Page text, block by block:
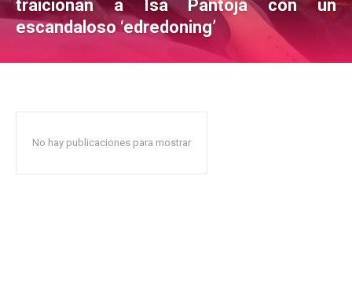
traicionan a Isa Pantoja con un
escandaloso ‘edredoning’
No hay publicaciones para mostrar